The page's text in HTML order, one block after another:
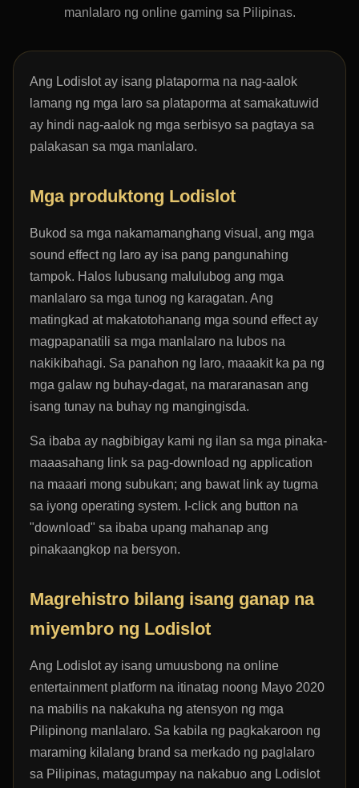
manlalaro ng online gaming sa Pilipinas.
Ang Lodislot ay isang plataporma na nag-aalok
lamang ng mga laro sa plataporma at samakatuwid
ay hindi nag-aalok ng mga serbisyo sa pagtaya sa
palakasan sa mga manlalaro.
Mga produktong Lodislot
Bukod sa mga nakamamanghang visual, ang mga
sound effect ng laro ay isa pang pangunahing
tampok. Halos lubusang malulubog ang mga
manlalaro sa mga tunog ng karagatan. Ang
matingkad at makatotohanang mga sound effect ay
magpapanatili sa mga manlalaro na lubos na
nakikibahagi. Sa panahon ng laro, maaakit ka pa ng
mga galaw ng buhay-dagat, na mararanasan ang
isang tunay na buhay ng mangingisda.
Sa ibaba ay nagbibigay kami ng ilan sa mga pinaka-
maaasahang link sa pag-download ng application
na maaari mong subukan; ang bawat link ay tugma
sa iyong operating system. I-click ang button na
"download" sa ibaba upang mahanap ang
pinakaangkop na bersyon.
Magrehistro bilang isang ganap na
miyembro ng Lodislot
Ang Lodislot ay isang umuusbong na online
entertainment platform na itinatag noong Mayo 2020
na mabilis na nakakuha ng atensyon ng mga
Pilipinong manlalaro. Sa kabila ng pagkakaroon ng
maraming kilalang brand sa merkado ng paglalaro
sa Pilipinas, matagumpay na nakabuo ang Lodislot